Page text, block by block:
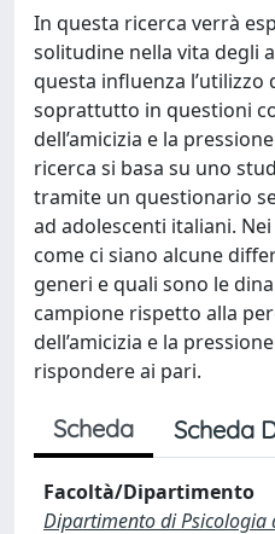
In questa ricerca verrà
solitudine nella vita degli
questa influenza l’utilizzo
soprattutto in questioni
dell’amicizia e la
ricerca si basa su uno
tramite un questionario
ad adolescenti italiani.
come ci siano alcune
generi e quali sono le
campione rispetto alla
dell’amicizia e la
rispondere ai pari.
Scheda Scheda
Facoltà/Dipartimento
Dipartimento di Psicologia